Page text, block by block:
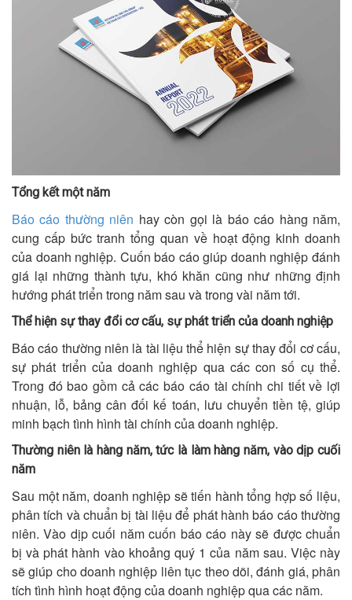
Tổng kết một năm
Báo cáo thường niên hay còn gọi là báo cáo hàng năm,
cung cấp bức tranh tổng quan về hoạt động kinh doanh
của doanh nghiệp. Cuốn báo cáo giúp doanh nghiệp đánh
giá lại những thành tựu, khó khăn cũng như những định
hướng phát triển trong năm sau và trong vài năm tới.
Thể hiện sự thay đổi cơ cấu, sự phát triển của doanh nghiệp
Báo cáo thường niên là tài liệu thể hiện sự thay đổi cơ cấu,
sự phát triển của doanh nghiệp qua các con số cụ thể.
Trong đó bao gồm cả các báo cáo tài chính chi tiết về lợi
nhuận, lỗ, bảng cân đối kế toán, lưu chuyển tiền tệ, giúp
minh bạch tình hình tài chính của doanh nghiệp.
Thường niên là hàng năm, tức là làm hàng năm, vào dịp cuối
năm
Sau một năm, doanh nghiệp sẽ tiến hành tổng hợp số liệu,
phân tích và chuẩn bị tài liệu để phát hành báo cáo thường
niên. Vào dịp cuối năm cuốn báo cáo này sẽ được chuẩn
bị và phát hành vào khoảng quý 1 của năm sau. Việc này
sẽ giúp cho doanh nghiệp liên tục theo dõi, đánh giá, phân
tích tình hình hoạt động của doanh nghiệp qua các năm.